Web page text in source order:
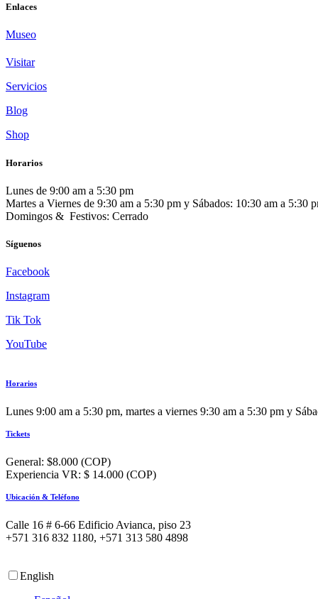
Enlaces
Museo
Visitar
Servicios
Blog
Shop
Horarios
Lunes de 9:00 am a 5:30 pm
Martes a Viernes de 9:30 am a 5:30 pm y Sábados: 10:30 am a 5:30
Domingos & Festivos: Cerrado
Síguenos
Facebook
Instagram
Tik Tok
YouTube
Horarios
Lunes 9:00 am a 5:30 pm, martes a viernes 9:30 am a 5:30 pm y
Tickets
General: $8.000 (COP)
Experiencia VR: $ 14.000 (COP)
Ubicación & Teléfono
Calle 16 # 6-66 Edificio Avianca, piso 23
+571 316 832 1180, +571 313 580 4898
English